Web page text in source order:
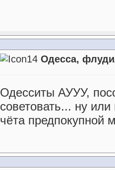
Одесса,
Одесситы АУУУ,
советовать... ну
чёта предпокупной